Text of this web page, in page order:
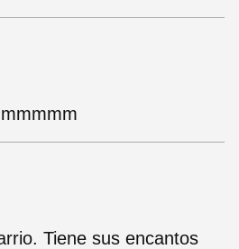
Tiene sus encantos